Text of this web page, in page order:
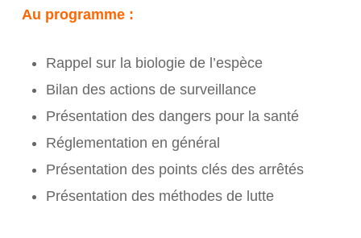
Au programme :
Rappel sur la biologie de l’espèce
Bilan des actions de surveillance
Présentation des dangers pour la santé
Réglementation en général
Présentation des points clés des arrêtés
Présentation des méthodes de lutte